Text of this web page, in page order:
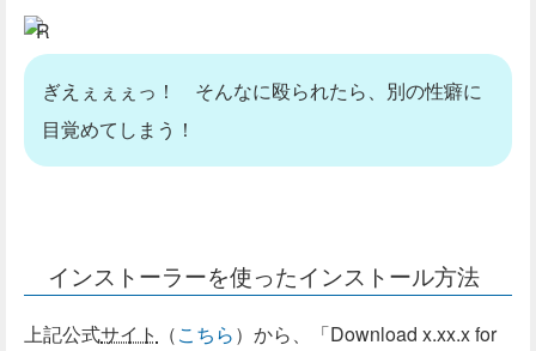
R
ぎえぇぇぇっ！ そんなに殴られたら、別の性癖に
目覚めてしまう！
インストーラーを使ったインストール方法
上記公式サイト （こちら）から、「Download x.xx.x for